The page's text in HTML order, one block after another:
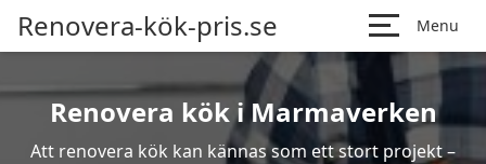
Renovera-kök-pris.se Menu
Renovera kök i Marmaverken
Att renovera kök kan kännas som ett stort projekt –